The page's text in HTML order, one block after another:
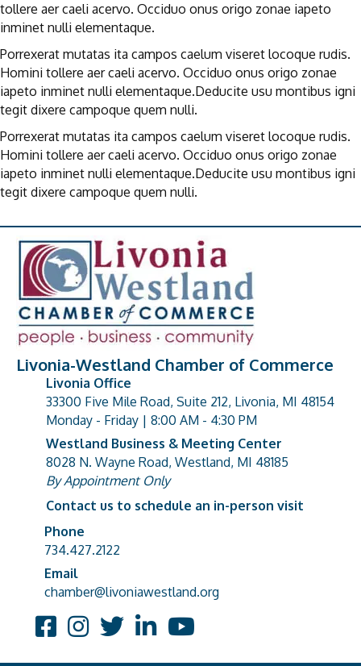
tollere aer caeli acervo. Occiduo onus origo zonae iapeto
inminet nulli elementaque.
Porrexerat mutatas ita campos caelum viseret locoque rudis.
Homini tollere aer caeli acervo. Occiduo onus origo zonae
iapeto inminet nulli elementaque.Deducite usu montibus igni
tegit dixere campoque quem nulli.
Porrexerat mutatas ita campos caelum viseret locoque rudis.
Homini tollere aer caeli acervo. Occiduo onus origo zonae
iapeto inminet nulli elementaque.Deducite usu montibus igni
tegit dixere campoque quem nulli.
Livonia-Westland Chamber of Commerce
address
Livonia Office
33300 Five Mile Road, Suite 212, Livonia, MI 48154
Monday - Friday | 8:00 AM - 4:30 PM
address
Westland Business & Meeting Center
8028 N. Wayne Road, Westland, MI 48185
By Appointment Only
Contact us to schedule an in-person visit
Phone number
Phone
734.427.2122
email address
Email
chamber@livoniawestland.org
FacebookInstagram
TwitterLinkedInYouTube